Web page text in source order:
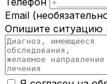
Email
Опишите ситуацию